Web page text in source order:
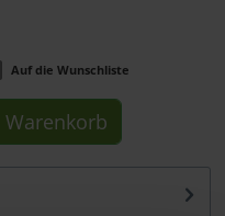
Auf die Wunschliste
Warenkorb